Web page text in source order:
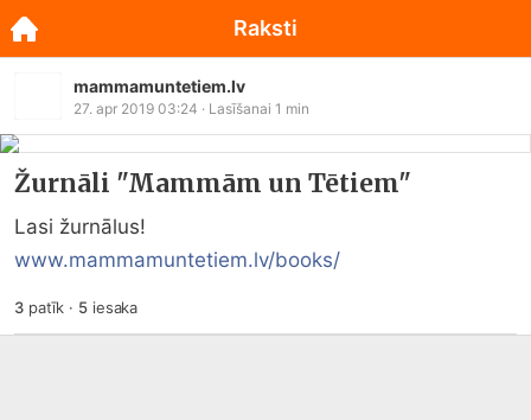
mammamuntetiem.lv
27. apr 2019 03:24 · Lasīšanai 1 min
Žurnāli "Mammām un Tētiem"
Lasi žurnālus!
www.mammamuntetiem.lv/books/
3patīk · 5iesaka
Raksti